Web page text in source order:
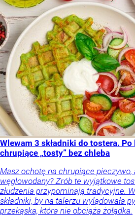
Wlewam 3 składniki do tostera.
chrupiące „tosty” bez chleba
Masz ochotę na chrupiące pieczywo,
węglowodany? Zrób te wyjątkowe
złudzenia przypominają tradycyjne.
składniki, by na talerzu wylądowała
przekąska, która nie obciąża żołądka.